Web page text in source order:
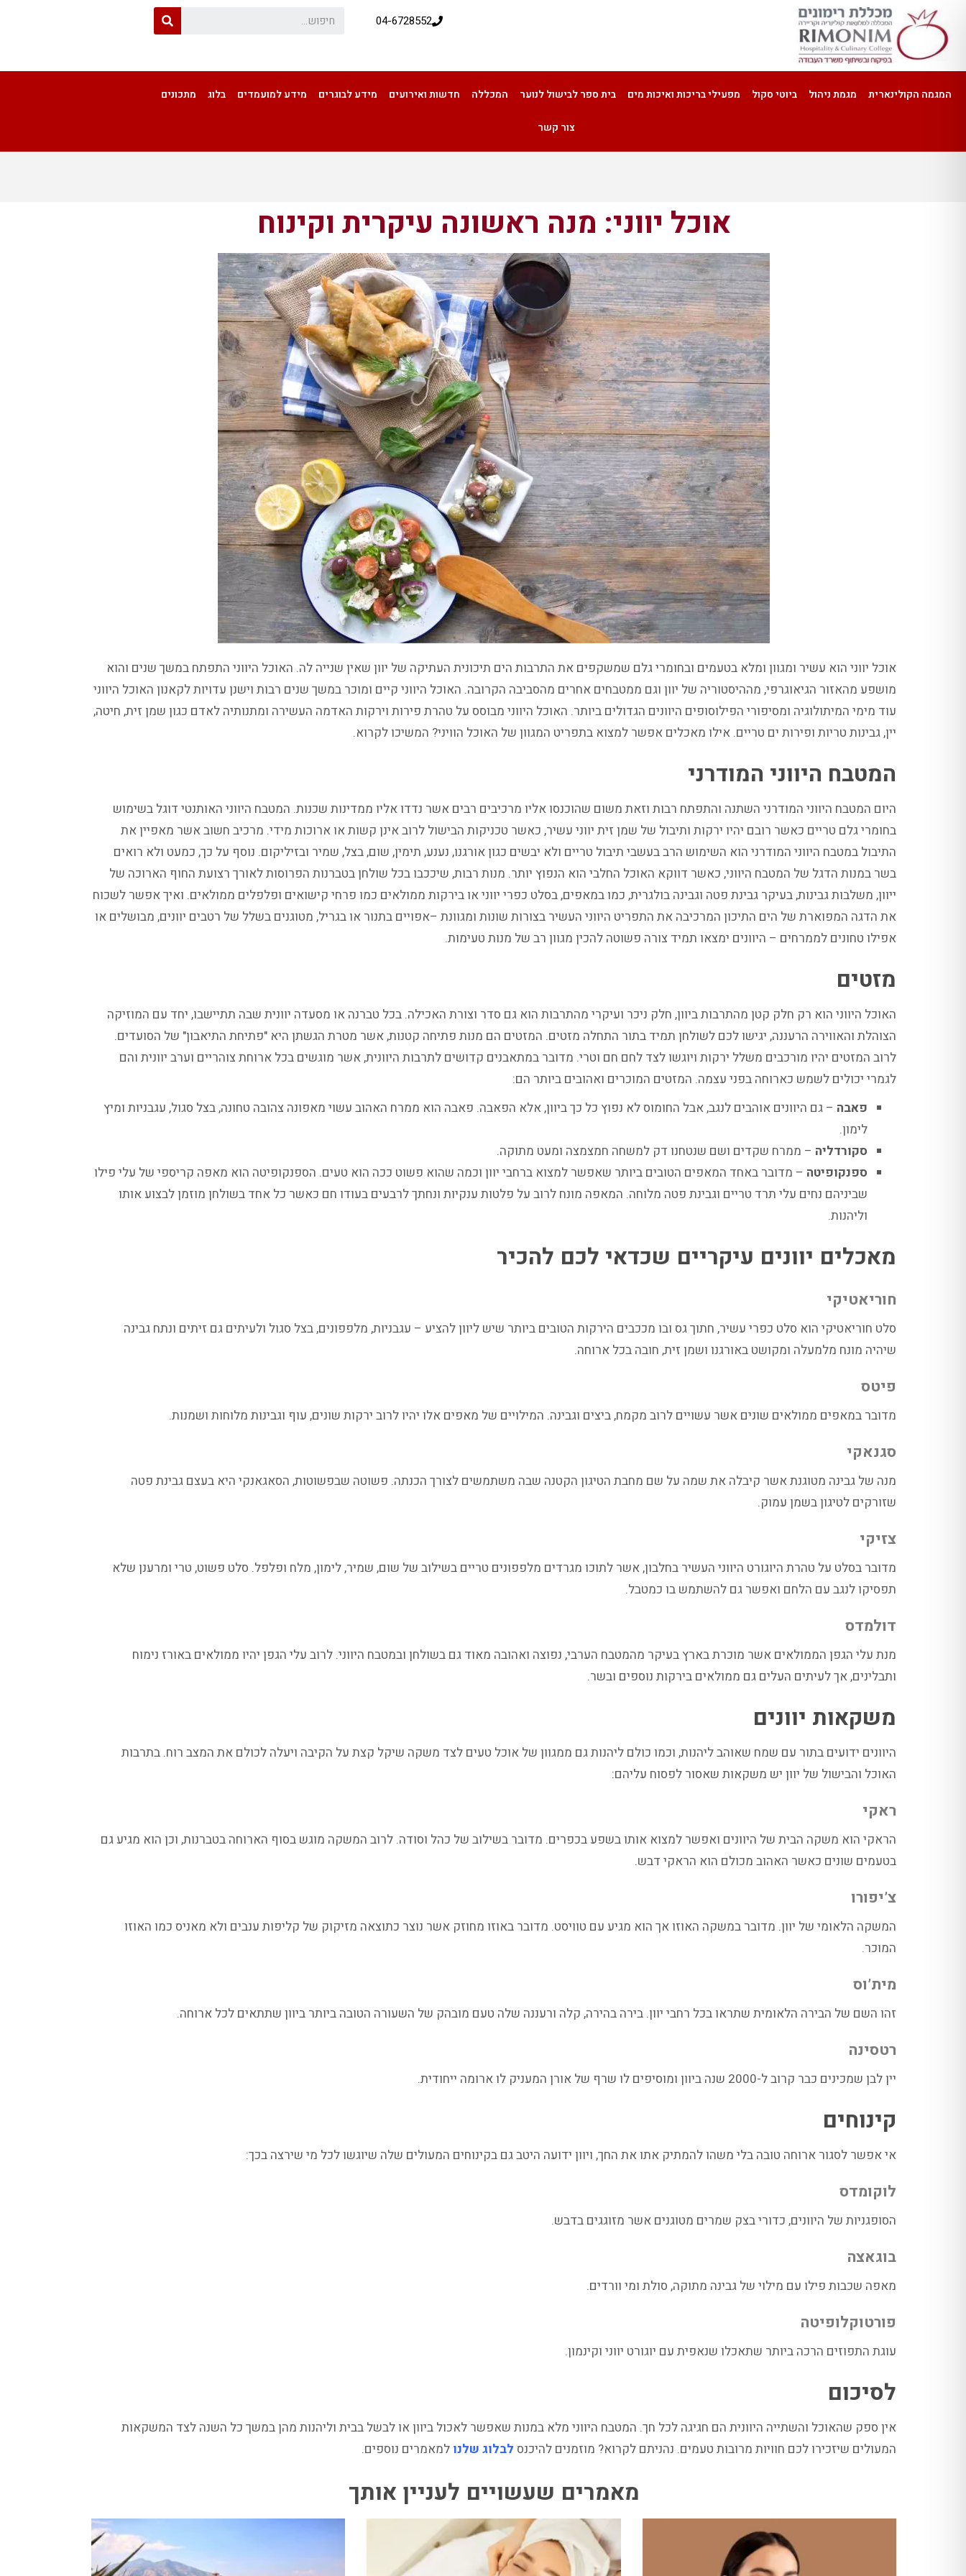
04-6728552
המגמה הקולינארית מגמת ניהול ביוטי סקול מפעילי בריכות ואיכות מים בית ספר לבישול לנוער המכללה חדשות ואירועים מידע לבוגרים מידע למועמדים בלוג מתכונים
צור קשר
אוכל יווני: מנה ראשונה עיקרית וקינוח
ראשי»בלוג
אוכל יווני: מנה ראשונה עיקרית וקינוח
אוכל יווני הוא עשיר ומגוון ומלא בטעמים ובחומרי גלם שמשקפים את התרבות הים תיכונית העתיקה של יוון שאין שנייה לה. האוכל היווני התפתח במשך שנים והוא
מושפע מהאזור הגיאוגרפי, מההיסטוריה של יוון וגם ממטבחים אחרים מהסביבה הקרובה. האוכל היווני קיים ומוכר במשך שנים רבות וישנן עדויות לקאנון האוכל היווני
עוד מימי המיתולוגיה ומסיפורי הפילוסופים היוונים הגדולים ביותר. האוכל היווני מבוסס על טהרת פירות וירקות האדמה העשירה ומתנותיה לאדם כגון שמן זית, חיטה,
יין, גבינות טריות ופירות ים טריים. אילו מאכלים אפשר למצוא בתפריט המגוון של האוכל הוויני? המשיכו לקרוא.
המטבח היווני המודרני
היום המטבח היווני המודרני השתנה והתפתח רבות וזאת משום שהוכנסו אליו מרכיבים רבים אשר נדדו אליו ממדינות שכנות. המטבח היווני האותנטי דוגל בשימוש
בחומרי גלם טריים כאשר רובם יהיו ירקות ותיבול של שמן זית יווני עשיר, כאשר טכניקות הבישול לרוב אינן קשות או ארוכות מידי. מרכיב חשוב אשר מאפיין את
התיבול במטבח היווני המודרני הוא השימוש הרב בעשבי תיבול טריים ולא יבשים כגון אורגנו, נענע, תימין, שום, בצל, שמיר ובזיליקום. נוסף על כך, כמעט ולא רואים
בשר במנות הדגל של המטבח היווני, כאשר דווקא האוכל החלבי הוא הנפוץ יותר. מנות רבות, שיככבו בכל שולחן בטברנות הפרוסות לאורך רצועת החוף הארוכה של
ייוון, משלבות גבינות, בעיקר גבינת פטה וגבינה בולגרית, כמו במאפים, בסלט כפרי יווני או בירקות ממולאים כמו פרחי קישואים ופלפלים ממולאים. ואיך אפשר לשכוח
את הדגה המפוארת של הים התיכון המרכיבה את התפריט היווני העשיר בצורות שונות ומגוונת –אפויים בתנור או בגריל, מטוגנים בשלל של רטבים יוונים, מבושלים או
אפילו טחונים לממרחים – היוונים ימצאו תמיד צורה פשוטה להכין מגוון רב של מנות טעימות.
מזטים
האוכל היווני הוא רק חלק קטן מהתרבות ביוון, חלק ניכר ועיקרי מהתרבות הוא גם סדר וצורת האכילה. בכל טברנה או מסעדה יוונית שבה תתיישבו, יחד עם המוזיקה
הצוהלת והאווירה הרעננה, יגישו לכם לשולחן תמיד בתור התחלה מזטים. המזטים הם מנות פתיחה קטנות, אשר מטרת הגשתן היא "פתיחת התיאבון" של הסועדים.
לרוב המזטים יהיו מורכבים משלל ירקות ויוגשו לצד לחם חם וטרי. מדובר במתאבנים קדושים לתרבות היוונית, אשר מוגשים בכל ארוחת צוהריים וערב יוונית והם
לגמרי יכולים לשמש כארוחה בפני עצמה. המזטים המוכרים ואהובים ביותר הם:
פאבה – גם היוונים אוהבים לנגב, אבל החומוס לא נפוץ כל כך ביוון, אלא הפאבה. פאבה הוא ממרח האהוב עשוי מאפונה צהובה טחונה, בצל סגול, עגבניות ומיץ
לימון.
סקורדליה – ממרח שקדים ושם שנטחנו דק למשחה חמצמצה ומעט מתוקה.
ספנקופיטה – מדובר באחד המאפים הטובים ביותר שאפשר למצוא ברחבי יוון וכמה שהוא פשוט ככה הוא טעים. הספנקופיטה הוא מאפה קריספי של עלי פילו
שביניהם נחים עלי תרד טריים וגבינת פטה מלוחה. המאפה מונח לרוב על פלטות ענקיות ונחתך לרבעים בעודו חם כאשר כל אחד בשולחן מוזמן לבצוע אותו
וליהנות.
מאכלים יוונים עיקריים שכדאי לכם להכיר
חוריאטיקי
סלט חוריאטיקי הוא סלט כפרי עשיר, חתוך גס ובו מככבים הירקות הטובים ביותר שיש ליוון להציע – עגבניות, מלפפונים, בצל סגול ולעיתים גם זיתים ונתח גבינה
שיהיה מונח מלמעלה ומקושט באורגנו ושמן זית, חובה בכל ארוחה.
פיטס
מדובר במאפים ממולאים שונים אשר עשויים לרוב מקמח, ביצים וגבינה. המילויים של מאפים אלו יהיו לרוב ירקות שונים, עוף וגבינות מלוחות ושמנות.
סגנאקי
מנה של גבינה מטוגנת אשר קיבלה את שמה על שם מחבת הטיגון הקטנה שבה משתמשים לצורך הכנתה. פשוטה שבפשוטות, הסאגאנקי היא בעצם גבינת פטה
שזורקים לטיגון בשמן עמוק.
צזיקי
מדובר בסלט על טהרת היוגורט היווני העשיר בחלבון, אשר לתוכו מגרדים מלפפונים טריים בשילוב של שום, שמיר, לימון, מלח ופלפל. סלט פשוט, טרי ומרענן שלא
תפסיקו לנגב עם הלחם ואפשר גם להשתמש בו כמטבל.
דולמדס
מנת עלי הגפן הממולאים אשר מוכרת בארץ בעיקר מהמטבח הערבי, נפוצה ואהובה מאוד גם בשולחן ובמטבח היווני. לרוב עלי הגפן יהיו ממולאים באורז נימוח
ותבלינים, אך לעיתים העלים גם ממולאים בירקות נוספים ובשר.
משקאות יוונים
היוונים ידועים בתור עם שמח שאוהב ליהנות, וכמו כולם ליהנות גם ממגוון של אוכל טעים לצד משקה שיקל קצת על הקיבה ויעלה לכולם את המצב רוח. בתרבות
האוכל והבישול של יוון יש משקאות שאסור לפסוח עליהם:
ראקי
הראקי הוא משקה הבית של היוונים ואפשר למצוא אותו בשפע בכפרים. מדובר בשילוב של כהל וסודה. לרוב המשקה מוגש בסוף הארוחה בטברנות, וכן הוא מגיע גם
בטעמים שונים כאשר האהוב מכולם הוא הראקי דבש.
צ’יפורו
המשקה הלאומי של יוון. מדובר במשקה האוזו אך הוא מגיע עם טוויסט. מדובר באוזו מחוזק אשר נוצר כתוצאה מזיקוק של קליפות ענבים ולא מאניס כמו האוזו
המוכר.
מית’וס
זהו השם של הבירה הלאומית שתראו בכל רחבי יוון. בירה בהירה, קלה ורעננה שלה טעם מובהק של השעורה הטובה ביותר ביוון שתתאים לכל ארוחה.
רטסינה
יין לבן שמכינים כבר קרוב ל-2000 שנה ביוון ומוסיפים לו שרף של אורן המעניק לו ארומה ייחודית.
קינוחים
אי אפשר לסגור ארוחה טובה בלי משהו להמתיק אתו את החך, ויוון ידועה היטב גם בקינוחים המעולים שלה שיוגשו לכל מי שירצה בכך:
לוקומדס
הסופגניות של היוונים, כדורי בצק שמרים מטוגנים אשר מזוגגים בדבש.
בוגאצה
מאפה שכבות פילו עם מילוי של גבינה מתוקה, סולת ומי וורדים.
פורטוקלופיטה
עוגת התפוזים הרכה ביותר שתאכלו שנאפית עם יוגורט יווני וקינמון.
לסיכום
אין ספק שהאוכל והשתייה היוונית הם חגיגה לכל חך. המטבח היווני מלא במנות שאפשר לאכול ביוון או לבשל בבית וליהנות מהן במשך כל השנה לצד המשקאות
המעולים שיזכירו לכם חוויות מרובות טעמים. נהניתם לקרוא? מוזמנים להיכנס לבלוג שלנו למאמרים נוספים.
מאמרים שעשויים לעניין אותך